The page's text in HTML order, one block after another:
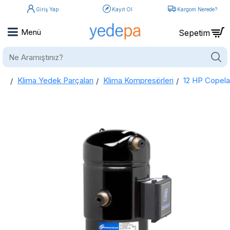
Giriş Yap Kayıt Ol Kargom Nerede?
Ne
home
Klima Yedek Parçaları Klima Kompresörleri 12 HP